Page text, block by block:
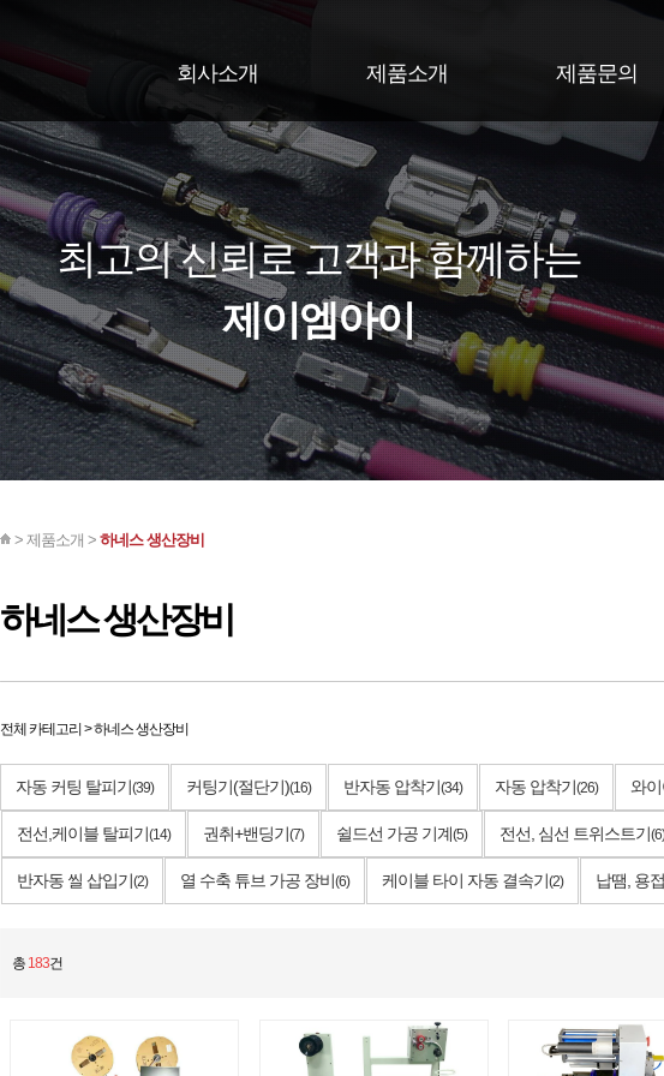
회사소개 제품소개 제품문의
최고의 신뢰로 고객과 함께하는
제이엠아이
> 제품소개 > 하네스 생산장비
하네스 생산장비
전체 카테고리 >하네스 생산장비
자동 커팅 탈피기(39) 커팅기(절단기)(16) 반자동 압착기(34) 자동 압착기(26) 와
전선,케이블 탈피기(14) 권취+밴딩기(7) 쉴드선 가공 기계(5) 전선, 심선 트위스트기(6)
반자동 씰 삽입기(2) 열 수축 튜브 가공 장비(6) 케이블 타이 자동 결속기(2) 납땜, 용
총 183건